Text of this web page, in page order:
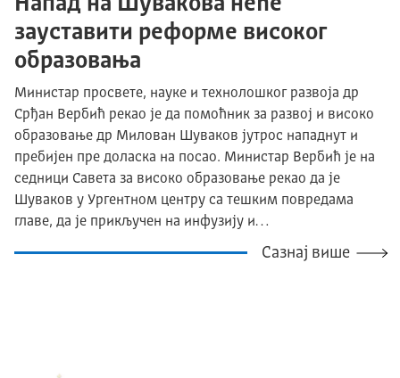
зауставити реформе високог
образовања
Министар просвете, науке и технолошког развоја др
Срђан Вербић рекао је да помоћник за развој и високо
образовање др Милован Шуваков јутрос нападнут и
пребијен пре доласка на посао. Министар Вербић је на
седници Савета за високо образовање рекао да је
Шуваков у Ургентном центру са тешким повредама
главе, да је прикључен на инфузију и…
Сазнај више